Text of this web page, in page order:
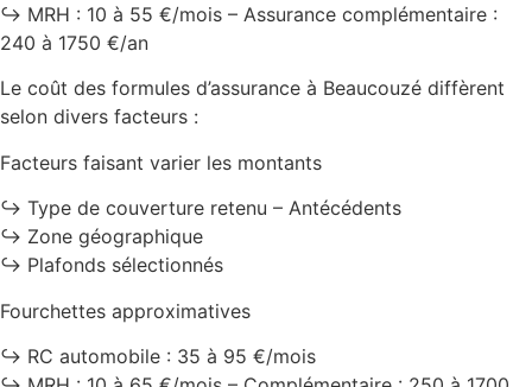
↪️ MRH : 10 à 55 €/mois – Assurance complémentaire :
240 à 1750 €/an
Le coût des formules d’assurance à Beaucouzé diffèrent
selon divers facteurs :
Facteurs faisant varier les montants
↪️ Type de couverture retenu – Antécédents
↪️ Zone géographique
↪️ Plafonds sélectionnés
Fourchettes approximatives
↪️ RC automobile : 35 à 95 €/mois